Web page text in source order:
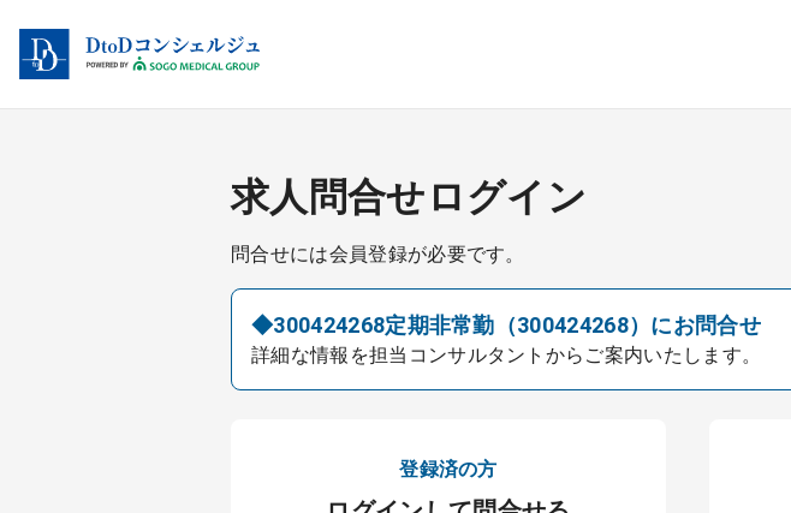
求人問合せログイン
問合せには会員登録が必要です。
◆300424268定期非常勤（300424268）にお問合せ
詳細な情報を担当コンサルタントからご案内いたします。
登録済の方